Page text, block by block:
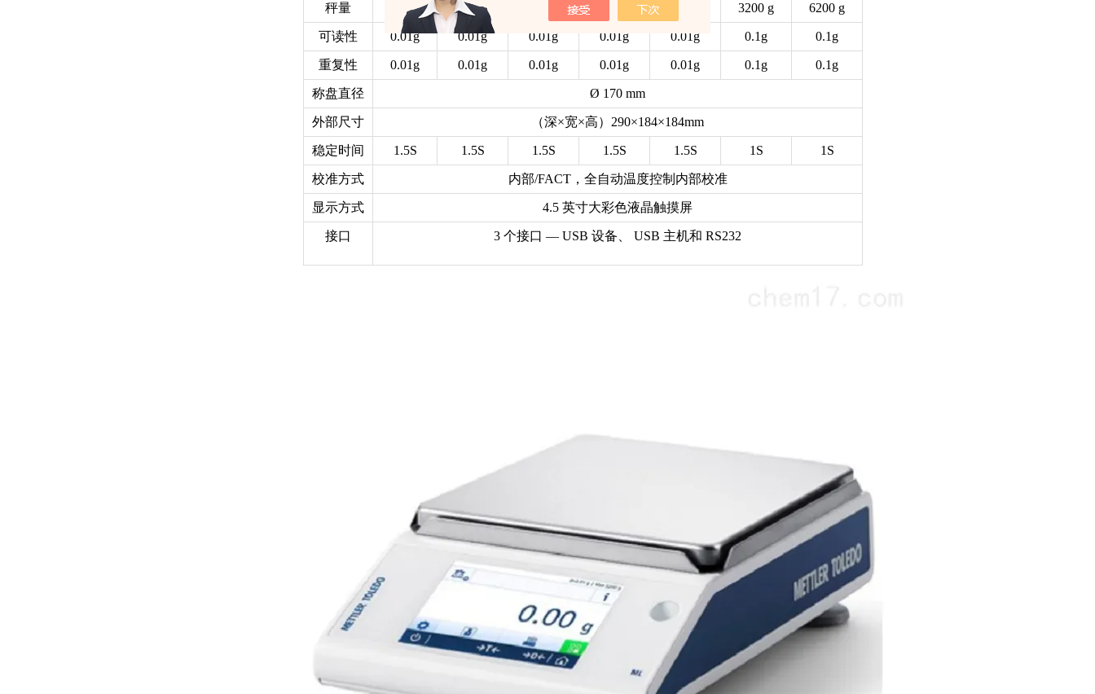
秤量 820 g 1620 g 3200 g 6200 g
可读性 0.01g 0.01g 0.01g 0.01g 0.01g 0.1g 0.1g
重复性 0.01g 0.01g 0.01g 0.01g 0.01g 0.1g 0.1g
称盘直径 Ø 170 mm
外部尺寸 （深×宽×高）290×184×184mm
稳定时间 1.5S 1.5S 1.5S 1.5S 1.5S 1S 1S
校准方式 内部/FACT，全自动温度控制内部校准
显示方式 4.5 英寸大彩色液晶触摸屏
接口 3 个接口 — USB 设备、 USB 主机和 RS232